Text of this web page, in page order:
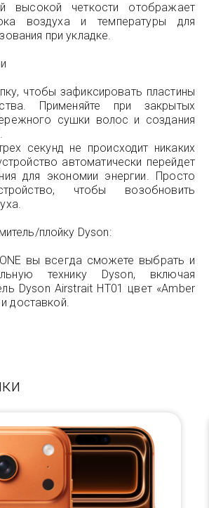
высокой четкости отображает
воздуха и температуры для
при укладке.
чтобы зафиксировать пластины
Применяйте при закрытых
сушки волос и создания
секунд не происходит никаких
автоматически перейдет
для экономии энергии. Просто
чтобы возобновить
плойку Dyson:
вы всегда сможете выбрать и
технику Dyson, включая
Dyson Airstrait HT01 цвет «Amber
и доставкой.